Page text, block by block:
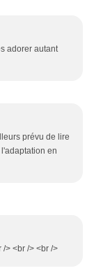
adorer autant
prévu de lire
en
/> <br /> <br />